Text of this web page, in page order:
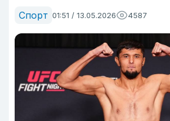
Спорт 01:51 / 13.05.2026 4587